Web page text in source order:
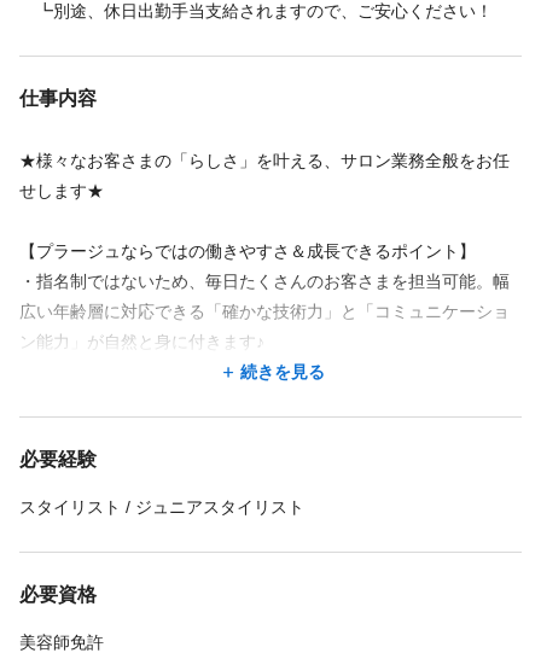
┗別途、休日出勤手当支給されますので、ご安心ください！
仕事内容
★様々なお客さまの「らしさ」を叶える、サロン業務全般をお任
せします★
【プラージュならではの働きやすさ＆成長できるポイント】
・指名制ではないため、毎日たくさんのお客さまを担当可能。幅
広い年齢層に対応できる「確かな技術力」と「コミュニケーショ
ン能力」が自然と身に付きます♪
カット、カラー、パーマ、ブローなど、チームで施術を分担す
免許取得直後の方は、先輩のサポートやシャンプーなど、でき
リティを維持しながら、テキパキと無駄のない動きが身につきま
す。
充実。苦手なメニューがある方やブランクがある方も、自信を持
続きを見る
必要経験
スタイリスト / ジュニアスタイリスト
必要資格
美容師免許